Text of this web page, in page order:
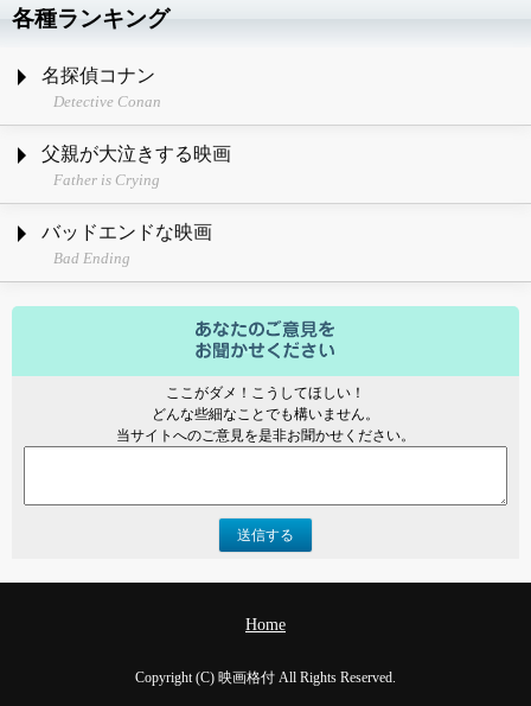
各種ランキング
名探偵コナン
Detective Conan
父親が大泣きする映画
Father is Crying
バッドエンドな映画
Bad Ending
ここがダメ！こうしてほしい！
どんな些細なことでも構いません。
当サイトへのご意見を是非お聞かせください。
送信する
Home
Copyright (C) 映画格付 All Rights Reserved.